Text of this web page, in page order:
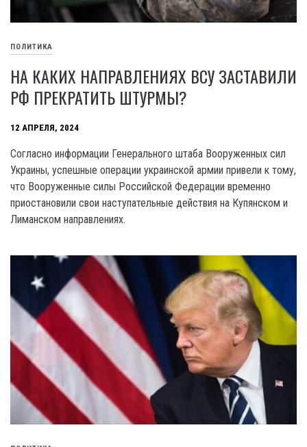
ПОЛИТИКА
НА КАКИХ НАПРАВЛЕНИЯХ ВСУ ЗАСТАВИЛИ
РФ ПРЕКРАТИТЬ ШТУРМЫ?
12 АПРЕЛЯ, 2024
Согласно информации Генерального штаба Вооруженных сил
Украины, успешные операции украинской армии привели к тому,
что Вооруженные силы Российской Федерации временно
приостановили свои наступательные действия на Купянском и
Лиманском направлениях.